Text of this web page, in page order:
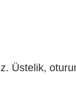
Üstelik,